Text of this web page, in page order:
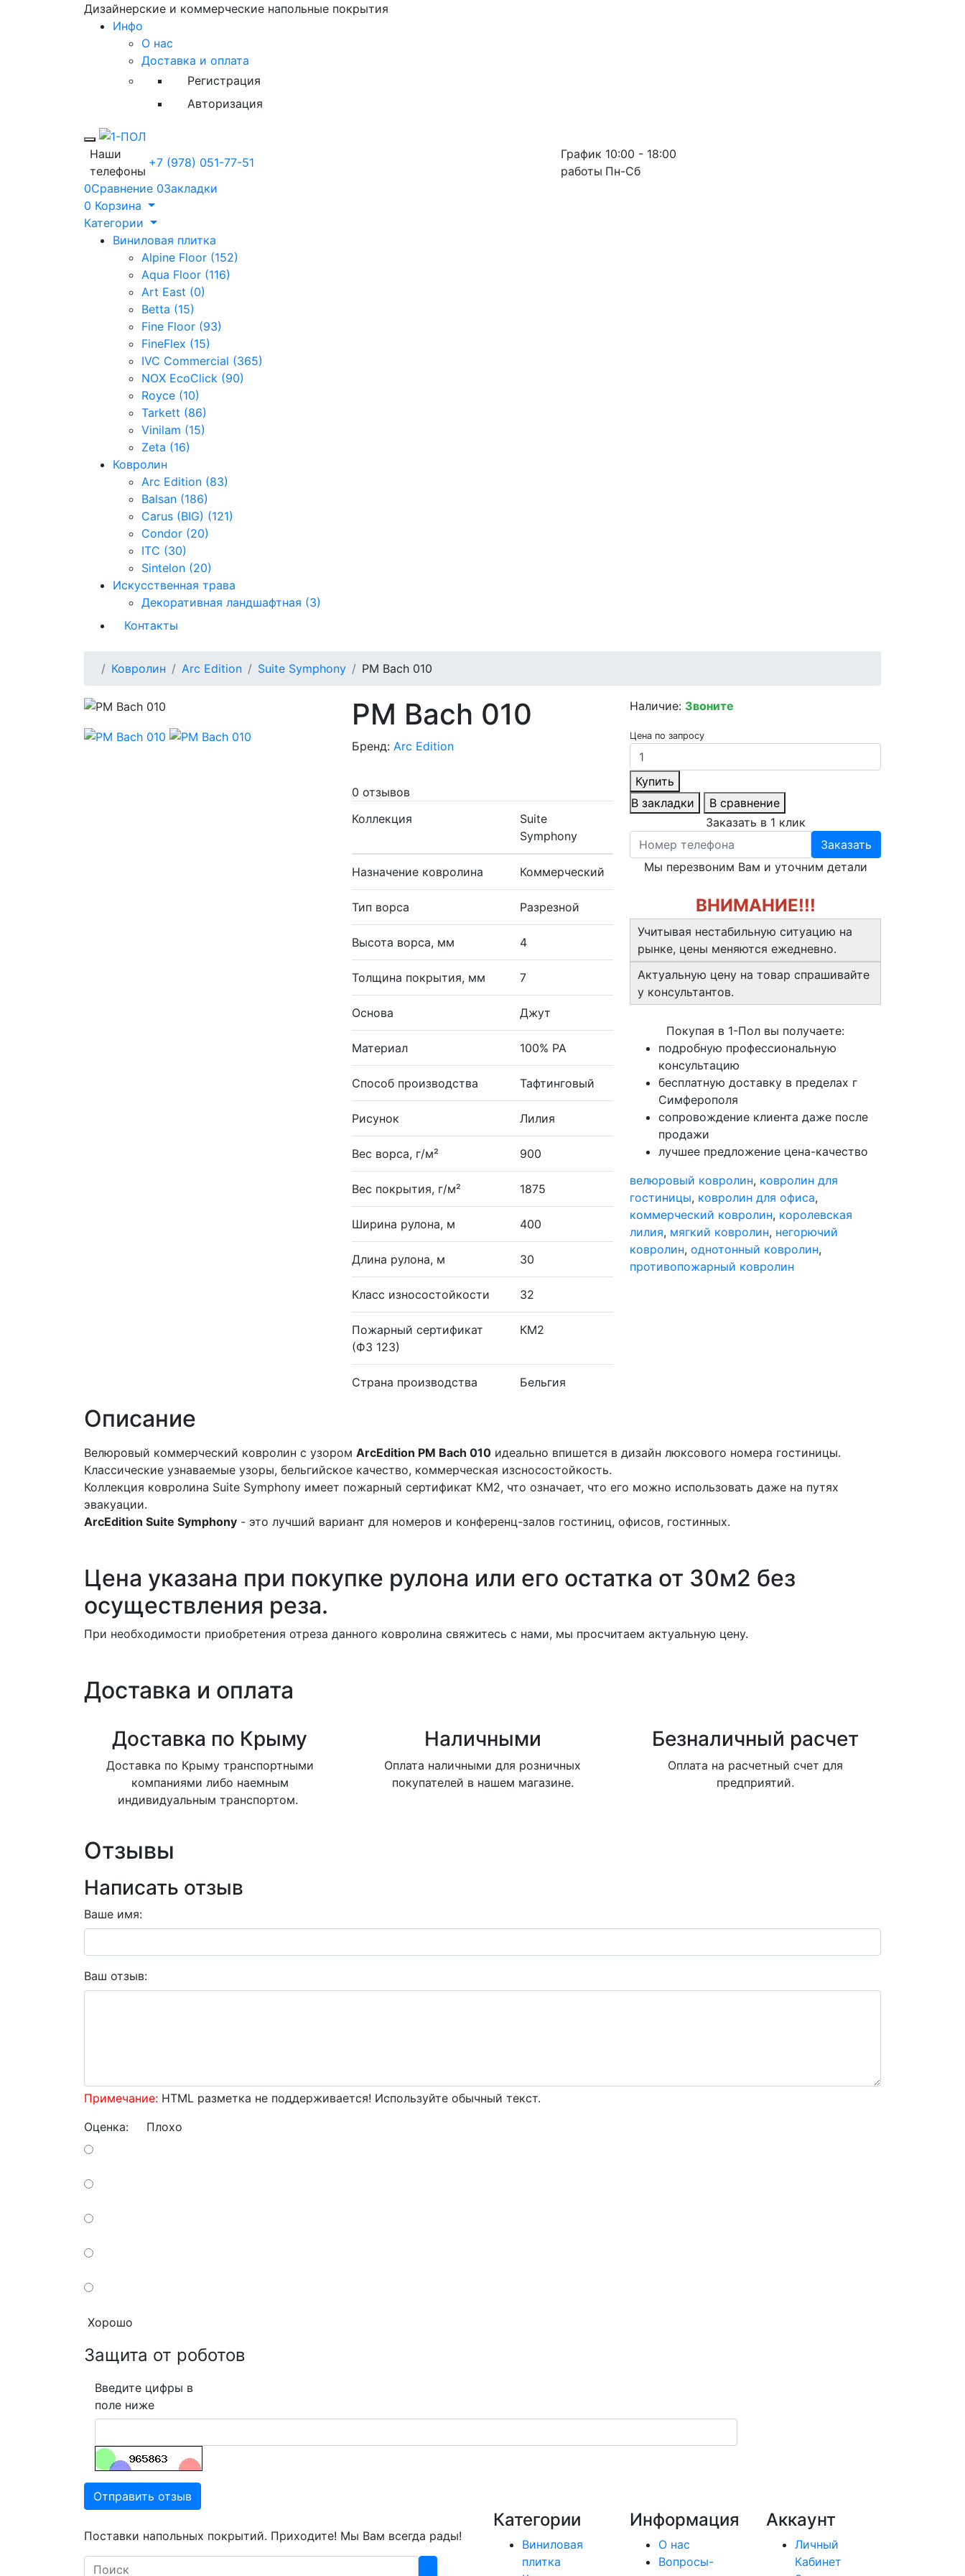
Дизайнерские и коммерческие напольные покрытия
Инфо
О нас
Доставка и оплата
Регистрация
Авторизация
Toggle mobile menu
Наши
телефоны
+7 (978) 051-77-51
График
работы
10:00 - 18:00
Пн-Сб
0Сравнение 0Закладки
0 Корзина
Категории
Виниловая плитка
Alpine Floor (152)
Aqua Floor (116)
Art East (0)
Betta (15)
Fine Floor (93)
FineFlex (15)
IVC Commercial (365)
NOX EcoClick (90)
Royce (10)
Tarkett (86)
Vinilam (15)
Zeta (16)
Ковролин
Arc Edition (83)
Balsan (186)
Carus (BIG) (121)
Condor (20)
ITC (30)
Sintelon (20)
Искусственная трава
Декоративная ландшафтная (3)
Контакты
Ковролин Arc Edition Suite Symphony PM Bach 010
PM Bach 010
Бренд: Arc Edition
0 отзывов
Коллекция
Suite
Symphony
Назначение ковролина Коммерческий
Тип ворса Разрезной
Высота ворса, мм 4
Толщина покрытия, мм 7
Основа Джут
Материал 100% PA
Способ производства Тафтинговый
Рисунок Лилия
Вес ворса, г/м² 900
Вес покрытия, г/м² 1875
Ширина рулона, м 400
Длина рулона, м 30
Класс износостойкости 32
Пожарный сертификат
(ФЗ 123)
КМ2
Страна производства Бельгия
Наличие: Звоните
Цена по запросу
Купить
В закладки
В сравнение
Заказать в 1 клик
Заказать
Мы перезвоним Вам и уточним детали
ВНИМАНИЕ!!!
Учитывая нестабильную ситуацию на
рынке, цены меняются ежедневно.
Актуальную цену на товар спрашивайте
у консультантов.
Покупая в 1-Пол вы получаете:
подробную профессиональную
консультацию
бесплатную доставку в пределах г
Симферополя
сопровождение клиента даже после
продажи
лучшее предложение цена-качество
велюровый ковролин, ковролин для
гостиницы, ковролин для офиса,
коммерческий ковролин, королевская
лилия, мягкий ковролин, негорючий
ковролин, однотонный ковролин,
противопожарный ковролин
Описание
Велюровый коммерческий ковролин с узором ArcEdition PM Bach 010 идеально впишется в дизайн люксового номера гостиницы.
Классические узнаваемые узоры, бельгийское качество, коммерческая изсносостойкость.
Коллекция ковролина Suite Symphony имеет пожарный сертификат КМ2, что означает, что его можно использовать даже на путях
эвакуации.
ArcEdition Suite Symphony - это лучший вариант для номеров и конференц-залов гостиниц, офисов, гостинных.
Цена указана при покупке рулона или его остатка от 30м2 без
осуществления реза.
При необходимости приобретения отреза данного ковролина свяжитесь с нами, мы просчитаем актуальную цену.
Доставка и оплата
Доставка по Крыму
Доставка по Крыму транспортными
компаниями либо наемным
индивидуальным транспортом.
Наличными
Оплата наличными для розничных
покупателей в нашем магазине.
Безналичный расчет
Оплата на расчетный счет для
предприятий.
Отзывы
Написать отзыв
Ваше имя:
Ваш отзыв:
Примечание: HTML разметка не поддерживается! Используйте обычный текст.
Оценка: Плохо
Хорошо
Защита от роботов
Введите цифры в
поле ниже
Отправить отзыв
Поставки напольных покрытий. Приходите! Мы Вам всегда рады!
Search
Категории
Виниловая
плитка
Информация
О нас
Вопросы-
Аккаунт
Личный
Кабинет